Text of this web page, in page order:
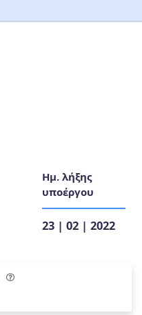
Ημ. λήξης
υποέργου
23 | 02 | 2022